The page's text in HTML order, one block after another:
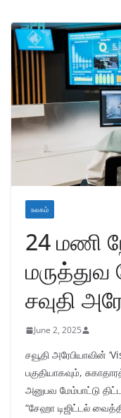
உலகம்
24 மணி
சவுதி
June 2, 2025
சவூதி அரேபியாவின்
பகுதியாகவும்,
அனுபவ மேம்பாட்டு
“சேஹா டிஜிட்டல்